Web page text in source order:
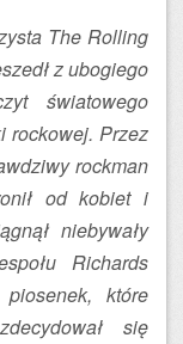
The Rolling
z ubogiego
światowego
rockowej. Przez
rockman
od kobiet i
niebywały
Richards
które
się